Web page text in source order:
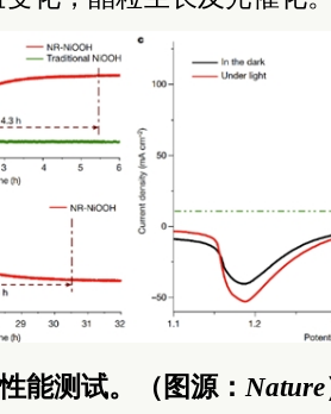
能测试。（图源： Nature